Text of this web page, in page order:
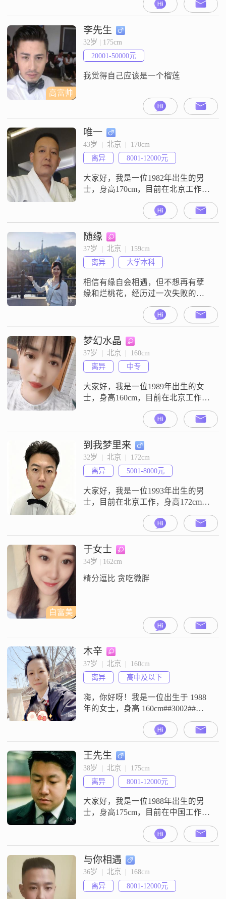
工作##3002##我的学历是大学本科
##3002##关于我的性格，大家给我
的评价是稳重可靠，外向健谈，责
任感强，乐观积极，自信果断，耐
心包容，成熟稳重，随和易相处，
真诚可靠##3002##在生活和观念
高富帅
李先生
32岁 | 175cm
20001-50000元
我觉得自己应该是一个榴莲
唯一
43岁  |  北京  |  170cm
离异
8001-12000元
大家好，我是一位1982年出生的男
士，身高170cm，目前在北京工作，
月收入在5000-20000元之间。我的学
历是高中及以下，但我一直保持着
学习的热情，努力提升自己。我性
格幽默风趣，喜欢和大家开玩笑，
让周围的人感到轻松愉快。我外向
健谈，善于与人沟通，能够迅速融
入新的社交圈子。在生活中，我是
一个耐心包容的人，对待家人和
随缘
37岁  |  北京  |  159cm
离异
大学本科
相信有缘自会相遇，但不想再有孽
缘和烂桃花，经历过一次失败的婚
姻也不想再将就，即使今后一个人
也乐观积极面对生活，人生本就是
最初一个人来最后一个人走，往后
余生能否还会遇到一个陪我走一段
的人，随缘而定～
梦幻水晶
37岁  |  北京  |  160cm
离异
中专
大家好，我是一位1989年出生的女
士，身高160cm，目前在北京工作，
月收入在3001到5000元之间
##3002##我拥有中专学历，虽然不
是很高，但我一直在努力提升自己
##3002##我性格温柔体贴，善解人
意，总是能站在对方的角度考虑问
题##3002##我独立自信，有自己的
想法和追求##3002##同时，我也细
腻敏感
到我梦里来
32岁  |  北京  |  172cm
离异
5001-8000元
大家好，我是一位1993年出生的男
士，目前在北京工作，身高172cm，
月收入在5001到8000元之间，学历
是大专##3002##我觉得自己是一个
稳重可靠的人，生活中总是能保持
冷静，处理事情有条不紊##3002##
同时，我也挺幽默风趣的，喜欢用
愉快##3002##性格方面，我自信果
白富美
于女士
34岁 | 162cm
精分逗比 贪吃微胖
木辛
37岁  |  北京  |  160cm
离异
高中及以下
嗨，你好呀！我是一位出生于 1988
年的女士，身高 160cm##3002##目
前在北京工作，月收入在 5001 -
8000 元之间，学历是高中及以下
##3002##我觉得自己是个挺热爱生
活的人，对啥都充满热情##3002##
性格方面呢，随和又易相处，真诚
可靠是我一直坚守的原则##3002##
我很善解人意，能站在别
王先生
38岁  |  北京  |  175cm
离异
8001-12000元
大家好，我是一位1988年出生的男
士，身高175cm，目前在中国工作，
月收入在8001到12000元之间
##3002##我拥有大专学历，性格稳
重可靠，责任感强，始终把家庭放
在第一位##3002##在生活中，我是
一个乐观积极的人，面对困难总能
保持良好的心态去应对##3002##我
非常注重健康养生，平时会注意饮
与你相遇
36岁  |  北京  |  168cm
离异
8001-12000元